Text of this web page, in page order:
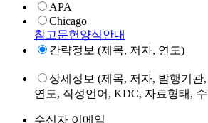
APA
Chicago
참고문헌양식안내
간략정보 (제목, 저자, 연도)
상세정보 (제목, 저자, 발행기관
연도, 작성언어, KDC, 자료형태,
수신자 이메일